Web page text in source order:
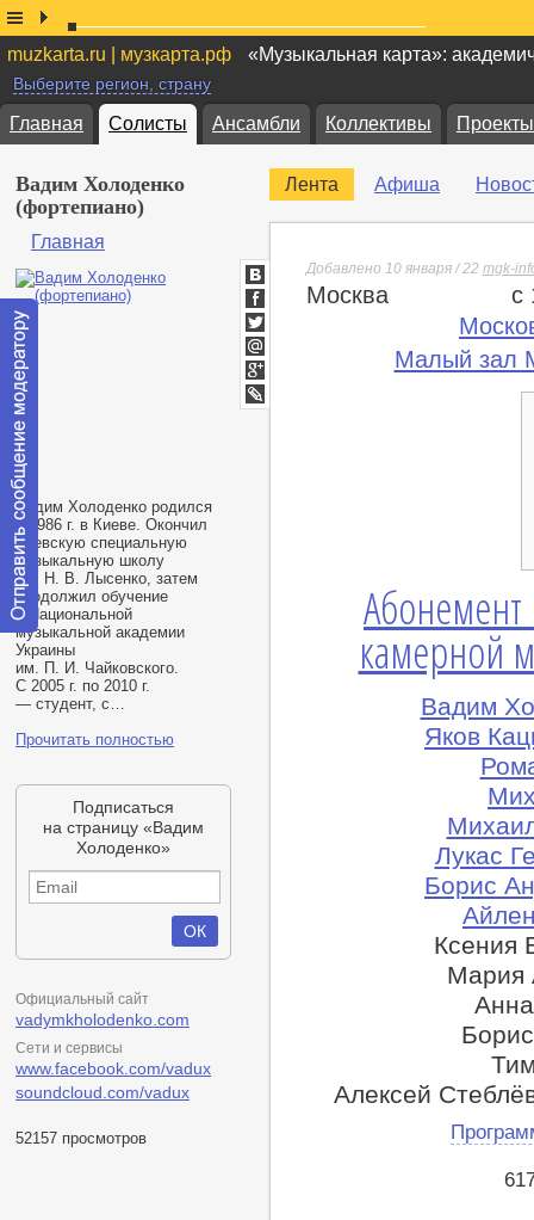
muzkarta.ru | музкарта.рф «Музыкальная карта»:
Выберите регион, страну
Главная Солисты Ансамбли Коллективы Проекты
Вадим Холоденко
(фортепиано)
Главная
Вадим Холоденко родился
в 1986 г. в Киеве. Окончил
Киевскую специальную
музыкальную школу
им.
Н. В. Лысенко, затем
продолжил обучение
в Национальной
музыкальной академии
Украины
им. П. И. Чайковского.
С 2005 г. по 2010 г.
— студент, с…
Прочитать полностью
Подписаться
на страницу «Вадим
Холоденко»
Официальный сайт
vadymkholodenko.com
Сети и сервисы
www.facebook.com/vadux
soundcloud.com/vadux
52157 просмотров
Лента Афиша
Добавлено 10 января / 22 mgk-
Москва
с
Малый зал
Абонемент
камерной
Вадим
Яков
Лукас
Борис
Ксения
Мария
Алексей
ВКонтакте
Facebook
Twitter
Мой
Мир
Google+
lj
Отправить
сообщение
модератору